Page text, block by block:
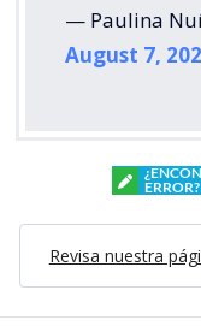
— Paulina
August 7,
ERROR?
Revisa nuestra